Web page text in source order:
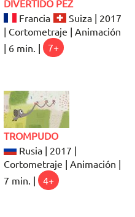
DIVERTIDO PEZ
Francia
Suiza | 2017
| Cortometraje | Animación
| 6 min. |
7+
TROMPUDO
Rusia | 2017 |
Cortometraje | Animación |
7 min. |
4+